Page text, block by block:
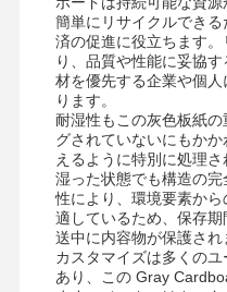
簡単にリサイクルでき
済の促進に役立ちます
り、品質や性能に妥協
材を優先する企業や個
ります。
耐湿性もこの灰色板紙
グされていないにもか
えるように特別に処理
湿った状態でも構造の
性により、環境要素か
適しているため、保存
送中に内容物が保護され
カスタマイズは多くの
あり、この Gray